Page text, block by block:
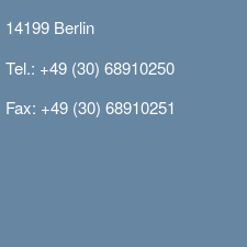
14199 Berlin
Tel.: +49 (30) 68910250
Fax: +49 (30) 68910251